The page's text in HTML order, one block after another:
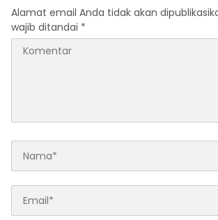
Alamat email Anda tidak akan
wajib ditandai *